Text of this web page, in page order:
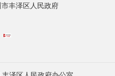
丰泽区人民政府